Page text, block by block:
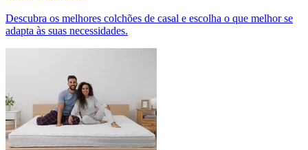
Descubra os melhores colchões de casal e escolha o que melhor se
adapta às suas necessidades.